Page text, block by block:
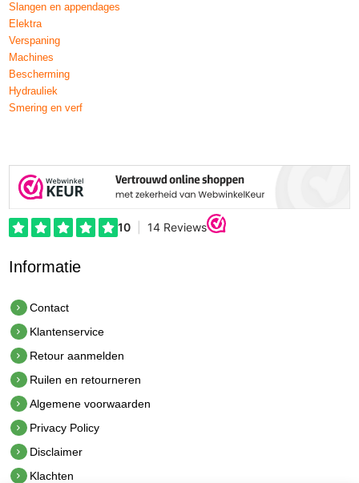
Slangen en appendages
Elektra
Verspaning
Machines
Bescherming
Hydrauliek
Smering en verf
Informatie
Contact
Klantenservice
Retour aanmelden
Ruilen en retourneren
Algemene voorwaarden
Privacy Policy
Disclaimer
Klachten